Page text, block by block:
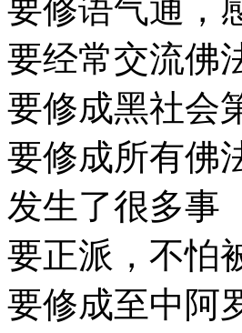
要修语气通，
要经常交流佛
要修成黑社会
要修成所有佛
发生了很多事
要正派，不怕
要修成至中阿